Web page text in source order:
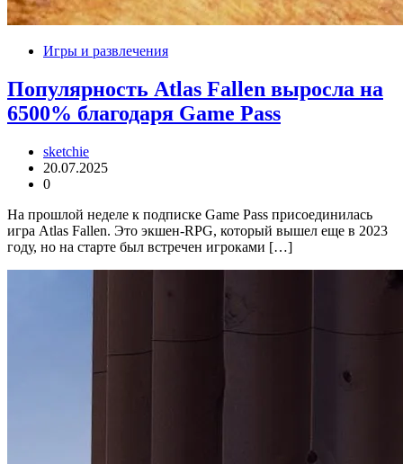
Игры и развлечения
Популярность Atlas Fallen выросла на
6500% благодаря Game Pass
sketchie
20.07.2025
0
На прошлой неделе к подписке Game Pass присоединилась
игра Atlas Fallen. Это экшен-RPG, который вышел еще в 2023
году, но на старте был встречен игроками […]